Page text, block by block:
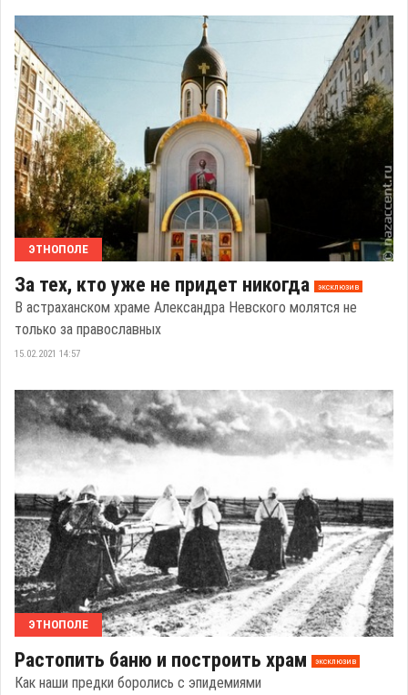
ЭТНОПОЛЕ
За тех, кто уже не придет никогда эксклюзив
В астраханском храме Александра Невского молятся не
только за православных
15.02.2021 14:57
ЭТНОПОЛЕ
Растопить баню и построить храм эксклюзив
Как наши предки боролись с эпидемиями